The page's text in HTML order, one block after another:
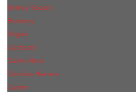
Britney Spears
Burberry
Bvlgari
Cacharel
Calvin Klein
Carolina Herrera
Cartier